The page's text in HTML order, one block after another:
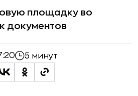
площадку во
документов
5 минут